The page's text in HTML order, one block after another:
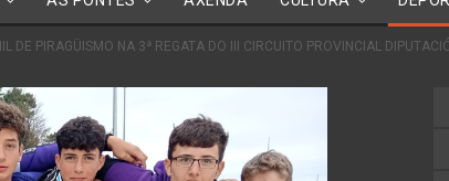
DE PIRAGÜISMO NA 3ª REGATA DO III CIRCUITO PROVINCIAL